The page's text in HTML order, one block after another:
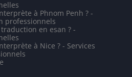
à Phnom Penh ? -
professionnels
en esan ? -
à Nice ? - Services